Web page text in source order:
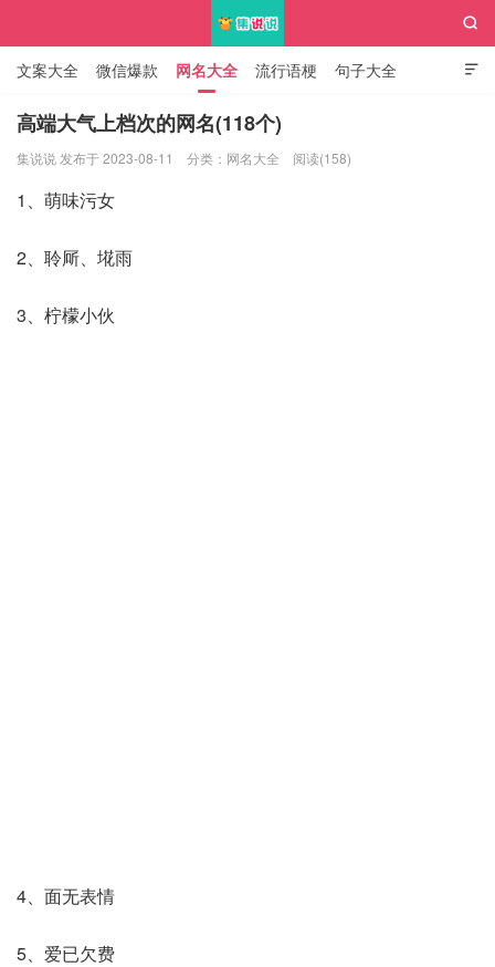

文案大全 微信爆款 网名大全 流行语梗 句子大全
知识大全

高端大气上档次的网名(118个)
集说说 发布于 2023-08-11 分类： 网名大全 阅读(158)
1、萌味污女
2、聆厛、埖雨
3、柠檬小伙
4、面无表情
5、爱已欠费